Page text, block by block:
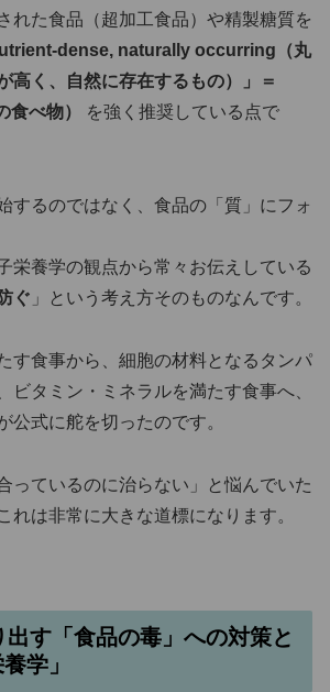
れた食品（超加工食品）や精製糖質を
dense, naturally occurring（丸
高く、自然に存在するもの）」＝
べ物）
を強く推奨している点で
するのではなく、食品の「質」にフォ
栄養学の観点から常々お伝えしている
ぐ 」という考え方そのものなんです。
す食事から、細胞の材料となるタンパ
ビタミン・ミネラルを満たす食事へ、
公式に舵を切ったのです。
っているのに治らない」と悩んでいた
れは非常に大きな道標になります。
す「食品の毒」への対策と
学」